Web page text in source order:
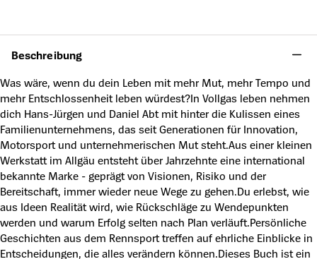
Beschreibung
Was wäre, wenn du dein Leben mit mehr Mut, mehr Tempo und
mehr Entschlossenheit leben würdest?In Vollgas leben nehmen
dich Hans-Jürgen und Daniel Abt mit hinter die Kulissen eines
Familienunternehmens, das seit Generationen für Innovation,
Motorsport und unternehmerischen Mut steht.Aus einer kleinen
Werkstatt im Allgäu entsteht über Jahrzehnte eine international
bekannte Marke - geprägt von Visionen, Risiko und der
Bereitschaft, immer wieder neue Wege zu gehen.Du erlebst, wie
aus Ideen Realität wird, wie Rückschläge zu Wendepunkten
werden und warum Erfolg selten nach Plan verläuft.Persönliche
Geschichten aus dem Rennsport treffen auf ehrliche Einblicke in
Entscheidungen, die alles verändern können.Dieses Buch ist ein